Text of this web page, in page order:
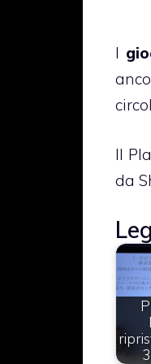
I
Il
da